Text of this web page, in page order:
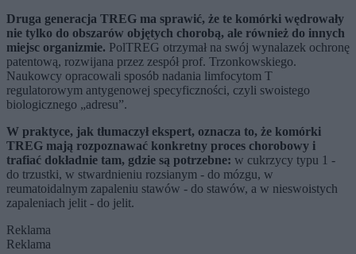
Druga generacja TREG ma sprawić, że te komórki wędrowały
nie tylko do obszarów objętych chorobą, ale również do innych
miejsc organizmie. PolTREG otrzymał na swój wynalazek ochronę
patentową, rozwijana przez zespół prof. Trzonkowskiego.
Naukowcy opracowali sposób nadania limfocytom T
regulatorowym antygenowej specyficzności, czyli swoistego
biologicznego „adresu”.
W praktyce, jak tłumaczył ekspert, oznacza to, że komórki
TREG mają rozpoznawać konkretny proces chorobowy i
trafiać dokładnie tam, gdzie są potrzebne: w cukrzycy typu 1 -
do trzustki, w stwardnieniu rozsianym - do mózgu, w
reumatoidalnym zapaleniu stawów - do stawów, a w nieswoistych
zapaleniach jelit - do jelit.
Reklama
Reklama